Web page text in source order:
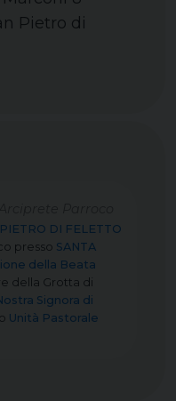
Pietro di
DI FELETTO
presso SANTA
della Beata
della Grotta di
Signora di
Unità Pastorale